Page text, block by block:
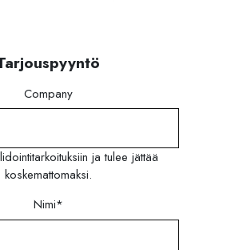
Company
ja tulee jättää
koskemattomaksi.
Nimi*